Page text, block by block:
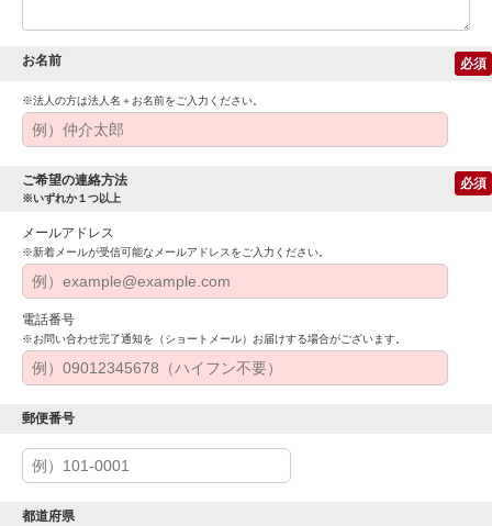
お名前 必須
※法人の方は法人名＋お名前をご入力ください。
ご希望の連絡方法 必須
※いずれか１つ以上
メールアドレス
※新着メールが受信可能なメールアドレスをご入力ください。
電話番号
※お問い合わせ完了通知を（ショートメール）お届けする場合がございます。
郵便番号
都道府県